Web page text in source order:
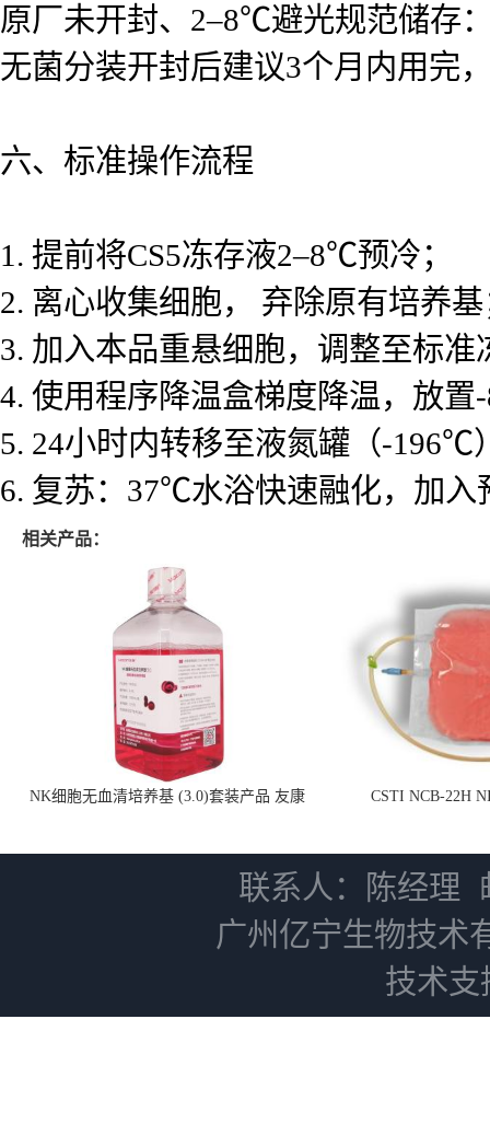
原厂未开封、2–8℃避光规范储存
无菌分装开封后建议3个月内用完
六、标准操作流程
1. 提前将CS5冻存液2–8℃预冷；
2. 离心收集细胞， 弃除原有培养
3. 加入本品重悬细胞，调整至标
4. 使用程序降温盒梯度降温，放
5. 24小时内转移至液氮罐（-196℃
6. 复苏：37℃水浴快速融化，加
相关产品：
NK细胞无血清培养基 (3.0)套装产品 友康
CSTI NCB-22H
联系人：陈经理
广州亿宁生物技术
技术